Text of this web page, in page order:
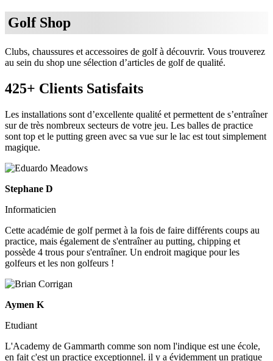
Golf Shop
Clubs, chaussures et accessoires de golf à découvrir. Vous trouverez
au sein du shop une sélection d’articles de golf de qualité.
425+ Clients Satisfaits
Les installations sont d’excellente qualité et permettent de s’entraîner
sur de très nombreux secteurs de votre jeu. Les balles de practice
sont top et le putting green avec sa vue sur le lac est tout simplement
magique.
Stephane D
Informaticien
Cette académie de golf permet à la fois de faire différents coups au
practice, mais également de s'entraîner au putting, chipping et
possède 4 trous pour s'entraîner. Un endroit magique pour les
golfeurs et les non golfeurs !
Aymen K
Etudiant
L'Academy de Gammarth comme son nom l'indique est une école,
en fait c'est un practice exceptionnel. il y a évidemment un pratique